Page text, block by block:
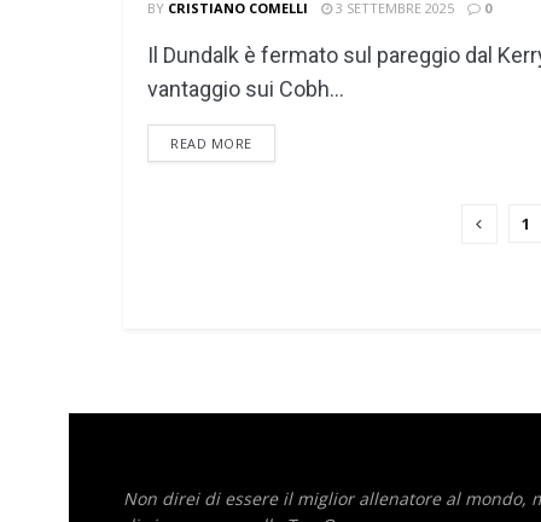
BY CRISTIANO COMELLI 3 SETTEMBRE 2025 0
Il Dundalk è fermato sul pareggio dal
vantaggio sui Cobh...
READ MOREDETAILS
1
Non direi di essere il miglior allenatore al mondo,